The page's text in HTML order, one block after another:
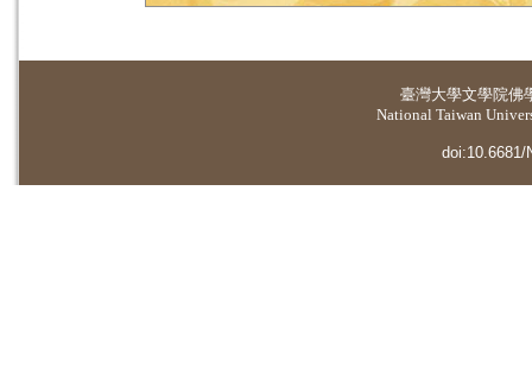
臺灣大學文學院佛
National Taiwan
doi:10.6681/